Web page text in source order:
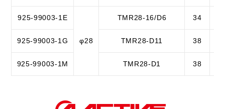
925-99003-1E
φ28
TMR28-16/D6 34
925-99003-1G TMR28-D11 38
925-99003-1M TMR28-D1 38